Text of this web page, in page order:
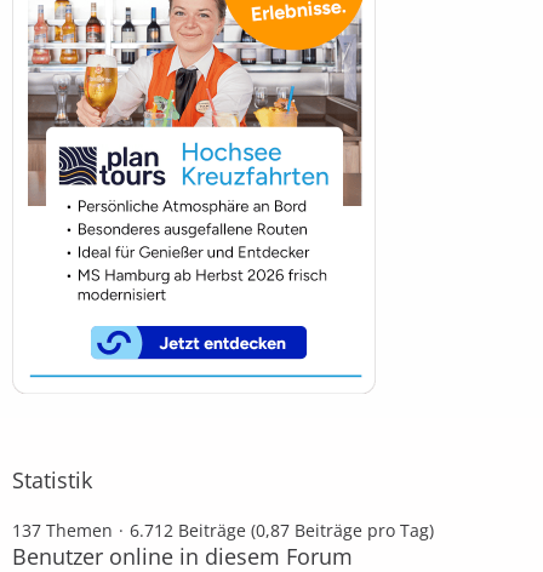
Statistik
137 Themen 6.712 Beiträge (0,87 Beiträge pro Tag)
Benutzer online in diesem Forum